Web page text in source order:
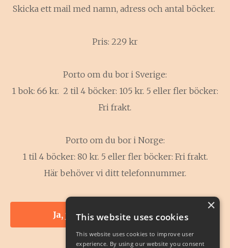
Skicka ett mail med namn, adress och antal böcker.
Pris: 229 kr
Porto om du bor i Sverige:
1 bok: 66 kr. 2 til 4 böcker: 105 kr. 5 eller fler böcker:
Fri frakt.
Porto om du bor i Norge:
1 til 4 böcker: 80 kr. 5 eller fler böcker: Fri frakt.
Här behöver vi ditt telefonnummer.
Ja, jag vill ha den här boken!
×
This website uses cookies
This website uses cookies to improve user
experience. By using our website you consent